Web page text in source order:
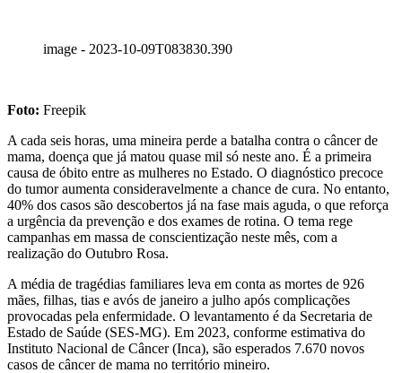
image - 2023-10-09T083830.390
Foto: Freepik
A cada seis horas, uma mineira perde a batalha contra o câncer de
mama, doença que já matou quase mil só neste ano. É a primeira
causa de óbito entre as mulheres no Estado. O diagnóstico precoce
do tumor aumenta consideravelmente a chance de cura. No entanto,
40% dos casos são descobertos já na fase mais aguda, o que reforça
a urgência da prevenção e dos exames de rotina. O tema rege
campanhas em massa de conscientização neste mês, com a
realização do Outubro Rosa.
A média de tragédias familiares leva em conta as mortes de 926
mães, filhas, tias e avós de janeiro a julho após complicações
provocadas pela enfermidade. O levantamento é da Secretaria de
Estado de Saúde (SES-MG). Em 2023, conforme estimativa do
Instituto Nacional de Câncer (Inca), são esperados 7.670 novos
casos de câncer de mama no território mineiro.